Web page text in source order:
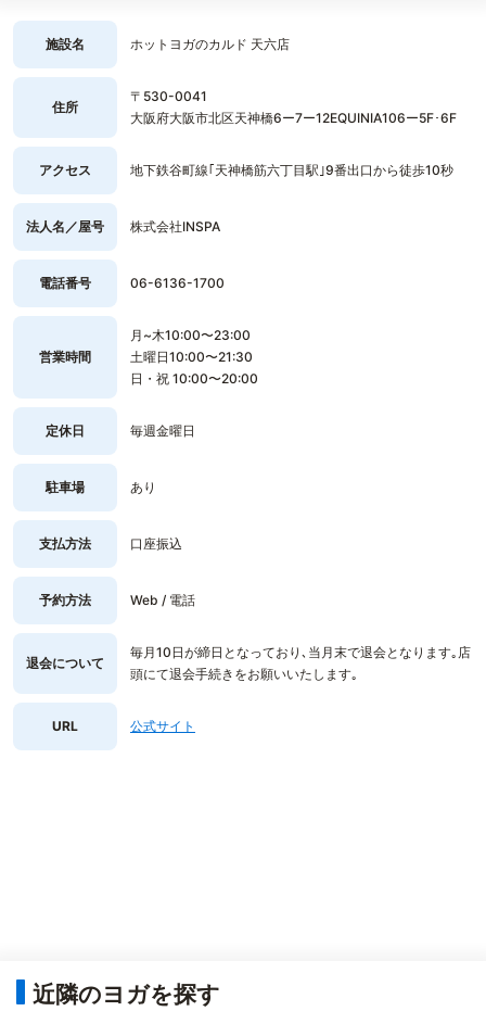
施設名 ホットヨガのカルド 天六店
住所
〒530-0041
大阪府大阪市北区天神橋6ー7ー12EQUINIA106ー5F･6F
アクセス 地下鉄谷町線｢天神橋筋六丁目駅｣9番出口から徒歩10秒
法人名／屋号 株式会社INSPA
電話番号 06-6136-1700
営業時間
月~木10:00〜23:00
土曜日10:00〜21:30
日・祝 10:00〜20:00
定休日 毎週金曜日
駐車場 あり
支払方法 口座振込
予約方法 Web / 電話
退会について
毎月10日が締日となっており､当月末で退会となります｡店
頭にて退会手続きをお願いいたします｡
URL 公式サイト
近隣のヨガを探す